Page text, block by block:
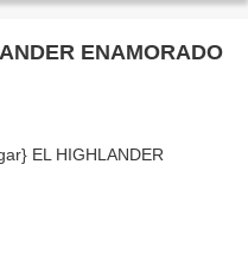
ENAMORADO